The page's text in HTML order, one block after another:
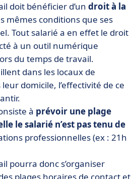
doit bénéficier d’un droit à la
mêmes conditions que ses
Tout salarié a en effet le droit
à un outil numérique
du temps de travail.
dans les locaux de
domicile, l’effectivité de ce
à prévoir une plage
le salarié n’est pas tenu de
professionnelles (ex : 21h
pourra donc s’organiser